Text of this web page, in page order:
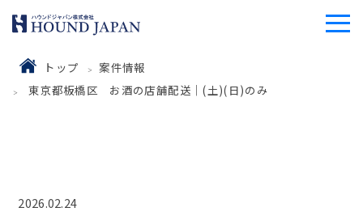
トップ
案件情報
東京都板橋区 お酒の店舗配送｜(土)(日)のみ
2026.02.24